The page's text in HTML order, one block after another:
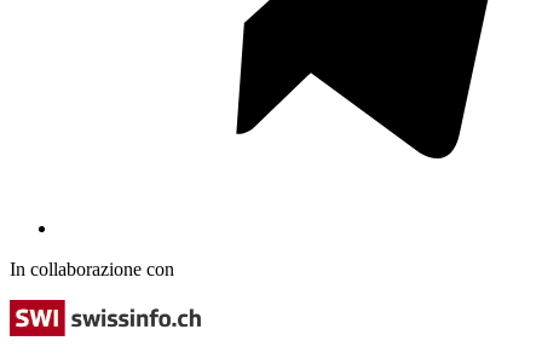
In collaborazione con